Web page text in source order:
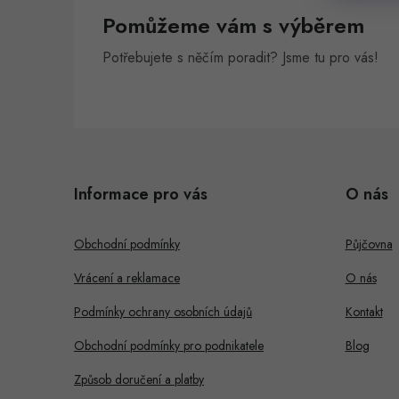
Pomůžeme vám s výběrem
Potřebujete s něčím poradit? Jsme tu pro vás!
Informace pro vás
Obchodní podmínky
Vrácení a reklamace
Podmínky ochrany osobních údajů
Obchodní podmínky pro podnikatele
Způsob doručení a platby
O nás
Půjčovna
O nás
Kontakt
Blog